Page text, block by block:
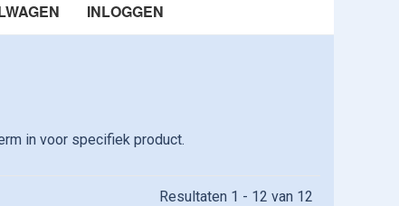
INLOGGEN
in voor specifiek product.
Resultaten 1 - 12 van 12